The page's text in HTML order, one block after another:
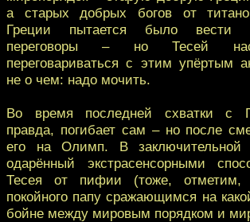
а старых добрых богов от
Греции пытается было вести
переговоры – но Тесей
переговариваться с этим упёртым
не о чем: надо мочить.
Во время последней схватки с
правда, погибает сам – но после
его на Олимп. В
одарённый экстрасенсорными
Тесея от пифии (тоже, отметим,
покойного папу сражающимся на
бойне между мировым порядком и